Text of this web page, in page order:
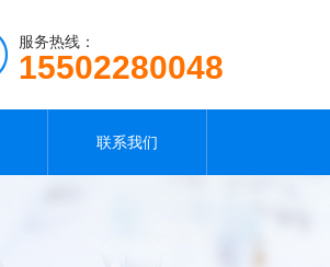
服务热线：
15502280048
联系我们